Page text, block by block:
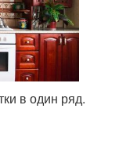
в один ряд.